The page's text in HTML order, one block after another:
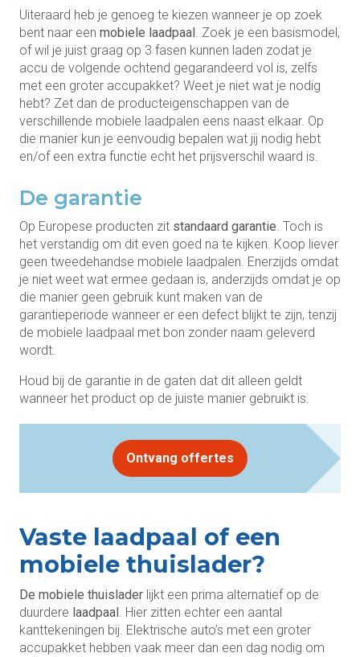
Uiteraard heb je genoeg te kiezen wanneer je op zoek
bent naar een mobiele laadpaal . Zoek je een basismodel,
of wil je juist graag op 3 fasen kunnen laden zodat je
accu de volgende ochtend gegarandeerd vol is, zelfs
met een groter accupakket? Weet je niet wat je nodig
hebt? Zet dan de producteigenschappen van de
verschillende mobiele laadpalen eens naast elkaar. Op
die manier kun je eenvoudig bepalen wat jij nodig hebt
en/of een extra functie echt het prijsverschil waard is.
De garantie
Op Europese producten zit standaard garantie. Toch is
het verstandig om dit even goed na te kijken. Koop liever
geen tweedehandse mobiele laadpalen. Enerzijds omdat
je niet weet wat ermee gedaan is, anderzijds omdat je op
die manier geen gebruik kunt maken van de
garantieperiode wanneer er een defect blijkt te zijn, tenzij
de mobiele laadpaal met bon zonder naam geleverd
wordt.
Houd bij de garantie in de gaten dat dit alleen geldt
wanneer het product op de juiste manier gebruikt is.
Ontvang offertes
Vaste laadpaal of een
mobiele thuislader?
De mobiele thuislader lijkt een prima alternatief op de
duurdere laadpaal . Hier zitten echter een aantal
kanttekeningen bij. Elektrische auto’s met een groter
accupakket hebben vaak meer dan een dag nodig om